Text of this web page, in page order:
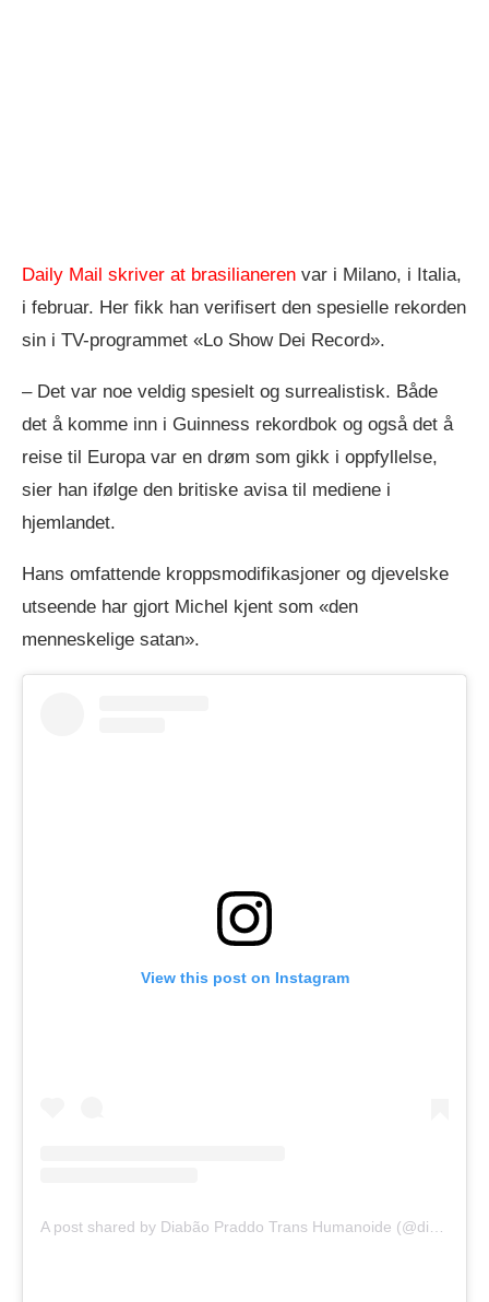
Daily Mail skriver at brasilianeren var i Milano, i Italia,
i februar. Her fikk han verifisert den spesielle rekorden
sin i TV-programmet «Lo Show Dei Record».
– Det var noe veldig spesielt og surrealistisk. Både
det å komme inn i Guinness rekordbok og også det å
reise til Europa var en drøm som gikk i oppfyllelse,
sier han ifølge den britiske avisa til mediene i
hjemlandet.
Hans omfattende kroppsmodifikasjoner og djevelske
utseende har gjort Michel kjent som «den
menneskelige satan».
View this post on Instagram